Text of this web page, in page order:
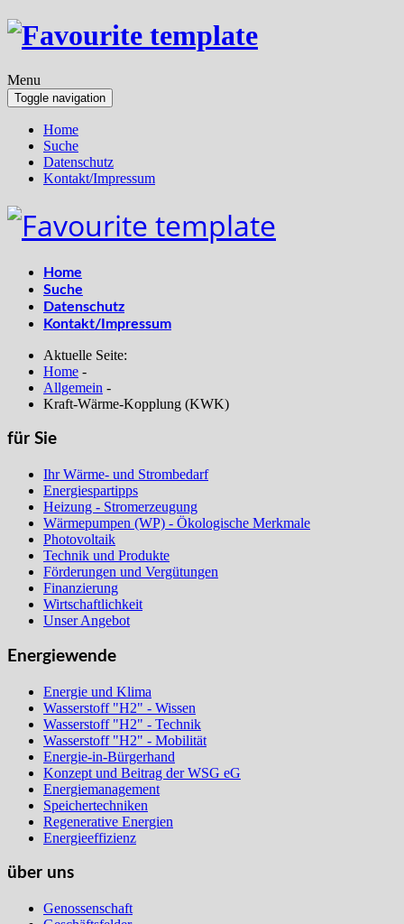
Menu
Toggle navigation
Home
Suche
Datenschutz
Kontakt/Impressum
Home
Suche
Datenschutz
Kontakt/Impressum
Aktuelle Seite:
Home -
Allgemein -
Kraft-Wärme-Kopplung (KWK)
für Sie
Ihr Wärme- und Strombedarf
Energiespartipps
Heizung - Stromerzeugung
Wärmepumpen (WP) - Ökologische Merkmale
Photovoltaik
Technik und Produkte
Förderungen und Vergütungen
Finanzierung
Wirtschaftlichkeit
Unser Angebot
Energiewende
Energie und Klima
Wasserstoff "H2" - Wissen
Wasserstoff "H2" - Technik
Wasserstoff "H2" - Mobilität
Energie-in-Bürgerhand
Konzept und Beitrag der WSG eG
Energiemanagement
Speichertechniken
Regenerative Energien
Energieeffizienz
über uns
Genossenschaft